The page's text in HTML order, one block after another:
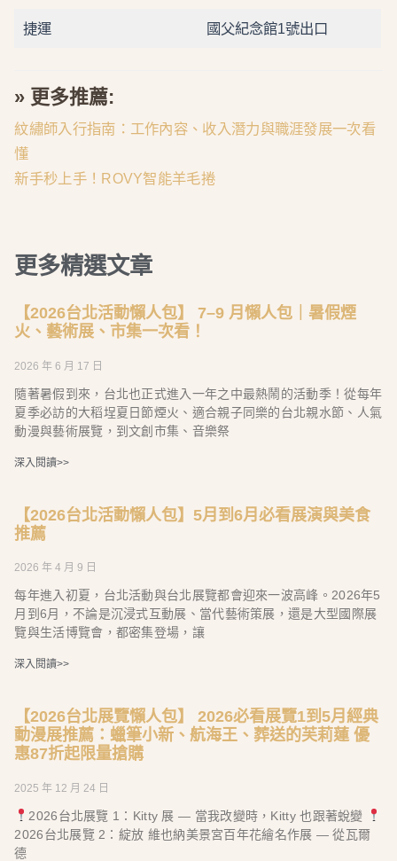
捷運 國父紀念館1號出口
» 更多推薦:
紋繡師入行指南：工作內容、收入潛力與職涯發展一次看
懂
新手秒上手！ROVY智能羊毛捲
更多精選文章
【2026台北活動懶人包】 7–9 月懶人包｜暑假煙
火、藝術展、市集一次看！
2026 年 6 月 17 日
隨著暑假到來，台北也正式進入一年之中最熱鬧的活動季！從每年
夏季必訪的大稻埕夏日節煙火、適合親子同樂的台北親水節、人氣
動漫與藝術展覽，到文創市集、音樂祭
深入閱讀>>
【2026台北活動懶人包】5月到6月必看展演與美食
推薦
2026 年 4 月 9 日
每年進入初夏，台北活動與台北展覽都會迎來一波高峰。2026年5
月到6月，不論是沉浸式互動展、當代藝術策展，還是大型國際展
覽與生活博覽會，都密集登場，讓
深入閱讀>>
【2026台北展覽懶人包】 2026必看展覽1到5月經典
動漫展推薦：蠟筆小新、航海王、葬送的芙莉蓮 優
惠87折起限量搶購
2025 年 12 月 24 日
2026台北展覽 1：Kitty 展 — 當我改變時，Kitty 也跟著蛻變
2026台北展覽 2：綻放 維也納美景宮百年花繪名作展 — 從瓦爾
德